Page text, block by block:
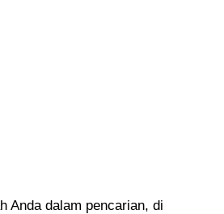
Anda dalam pencarian, di